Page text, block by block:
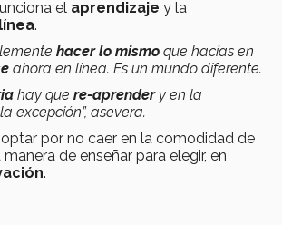
el aprendizaje y la
.
hacer lo mismo que hacías en
ahora en línea. Es un mundo diferente.
hay que re-aprender y en la
excepción”, asevera.
por no caer en la comodidad de
de enseñar para elegir, en
.